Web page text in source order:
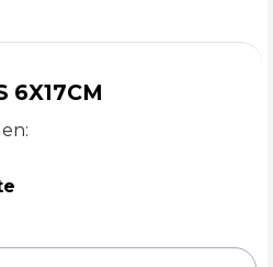
6X17CM